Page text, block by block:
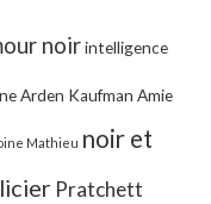
noirintelligence
Arden Kaufman Amie
Mathieu noir et
Pratchett